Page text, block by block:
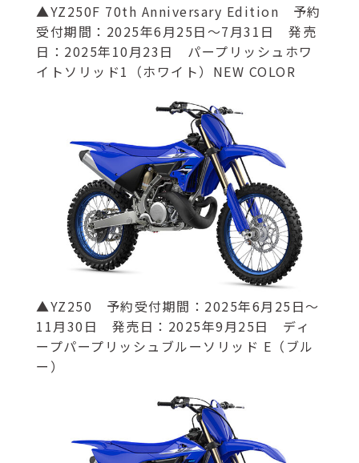
▲YZ250F 70th Anniversary Edition 予約
受付期間：2025年6月25日～7月31日 発売
日：2025年10月23日 パープリッシュホワ
イトソリッド1（ホワイト）NEW COLOR
▲YZ250 予約受付期間：2025年6月25日～
11月30日 発売日：2025年9月25日 ディ
ープパープリッシュブルーソリッド E（ブル
ー）